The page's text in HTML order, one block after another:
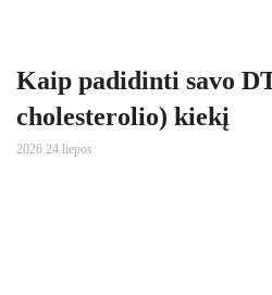
Kaip padidinti savo
cholesterolio) kiekį
2026 24 liepos